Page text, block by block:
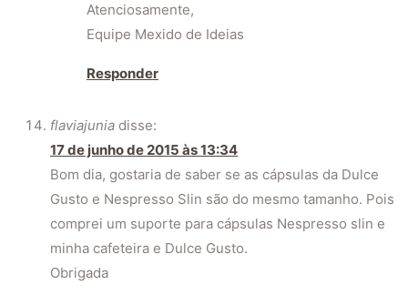
Atenciosamente,
Equipe Mexido de Ideias
Responder
flaviajunia disse:
17 de junho de 2015 às 13:34
Bom dia, gostaria de saber se as cápsulas da Dulce
Gusto e Nespresso Slin são do mesmo tamanho. Pois
comprei um suporte para cápsulas Nespresso slin e
minha cafeteira e Dulce Gusto.
Obrigada